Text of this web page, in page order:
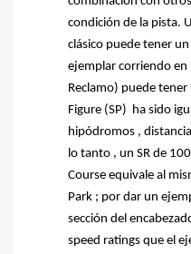
condición de la pista.
clásico puede tener
ejemplar corriendo en
Reclamo) puede tener
Figure (SP) ha sido
hipódromos ,
lo tanto , un SR de
Course equivale al
Park ; por dar un
sección del
speed ratings que el